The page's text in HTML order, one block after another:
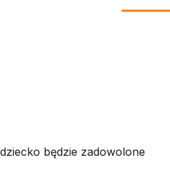
będzie zadowolone